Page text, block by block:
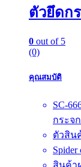
ตัวยึดกร
0 out of 5
(0)
คุณสมบัติ
SC-
กระจก
ตัวสิน
สินค้า